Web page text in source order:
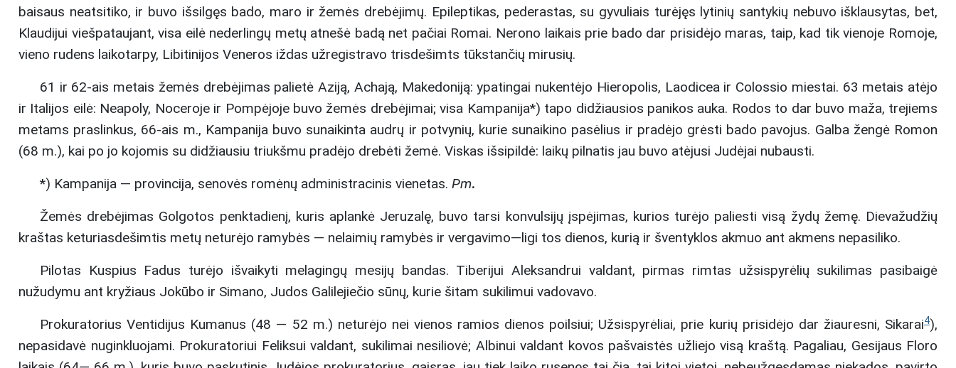
baisaus neatsitiko, ir buvo išsilgęs bado, maro ir žemės drebėjimų. Epileptikas, pederastas, su gyvuliais turėjęs lytinių santykių nebuvo išklausytas, bet,
Klaudijui viešpataujant, visa eilė nederlingų metų atnešė badą net pačiai Romai. Nerono laikais prie bado dar prisidėjo maras, taip, kad tik vienoje Romoje,
vieno rudens laikotarpy, Libitinijos Veneros iždas užregistravo trisdešimts tūkstančių mirusių.
61 ir 62-ais metais žemės drebėjimas palietė Aziją, Achają, Makedoniją: ypatingai nukentėjo Hieropolis, Laodicea ir Colossio miestai. 63 metais atėjo
ir Italijos eilė: Neapoly, Noceroje ir Pompėjoje buvo žemės drebėjimai; visa Kampanija*) tapo didžiausios panikos auka. Rodos to dar buvo maža, trejiems
metams praslinkus, 66-ais m., Kampanija buvo sunaikinta audrų ir potvynių, kurie sunaikino pasėlius ir pradėjo grėsti bado pavojus. Galba žengė Romon
(68 m.), kai po jo kojomis su didžiausiu triukšmu pradėjo drebėti žemė. Viskas išsipildė: laikų pilnatis jau buvo atėjusi Judėjai nubausti.
*) Kampanija — provincija, senovės romėnų administracinis vienetas. Pm.
Žemės drebėjimas Golgotos penktadienį, kuris aplankė Jeruzalę, buvo tarsi konvulsijų įspėjimas, kurios turėjo paliesti visą žydų žemę. Dievažudžių
kraštas keturiasdešimtis metų neturėjo ramybės — nelaimių ramybės ir vergavimo—ligi tos dienos, kurią ir šventyklos akmuo ant akmens nepasiliko.
Pilotas Kuspius Fadus turėjo išvaikyti melagingų mesijų bandas. Tiberijui Aleksandrui valdant, pirmas rimtas užsispyrėlių sukilimas pasibaigė
nužudymu ant kryžiaus Jokūbo ir Simano, Judos Galilejiečio sūnų, kurie šitam sukilimui vadovavo.
Prokuratorius Ventidijus Kumanus (48 — 52 m.) neturėjo nei vienos ramios dienos poilsiui; Užsispyrėliai, prie kurių prisidėjo dar žiauresni, Sikarai4),
nepasidavė nuginkluojami. Prokuratoriui Feliksui valdant, sukilimai nesiliovė; Albinui valdant kovos pašvaistės užliejo visą kraštą. Pagaliau, Gesijaus Floro